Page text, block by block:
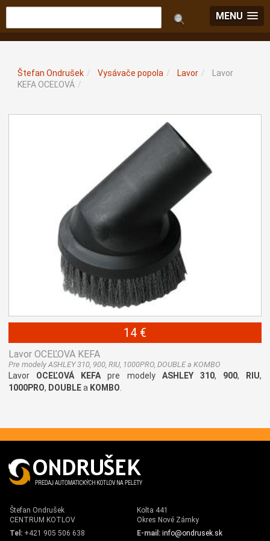
MENU
Štefan Ondrušek / Vysávače popola / Lavor /
Lavor
KEFA OCEĽOVÁ /
14 €
Lavor OCEĽOVÁ KEFA
Pre modely ASHLEY 310, 900, RIU, 1000PRO, DOUBLE a KOMBO
Lavor OCEĽOVÁ KEFApre modely ASHLEY 310, 900, RIU,
1000PRO, DOUBLEa KOMBO.
Štefan Ondrušek
CENTRUM KOTLOV
Kolta 441
Okres Nové Zámky
Tel: +421 905 506 638 E-mail: info@ondrusek.sk